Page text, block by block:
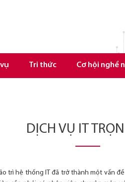
Tri thức Cơ hội nghề
DỊCH VỤ IT
trì hệ thống IT đã trở thành một vấn